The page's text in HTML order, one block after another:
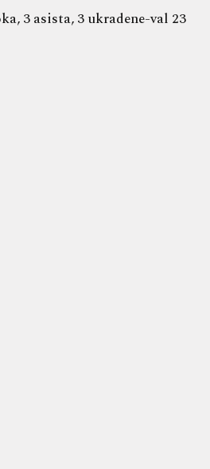
3 asista, 3 ukradene-val 23